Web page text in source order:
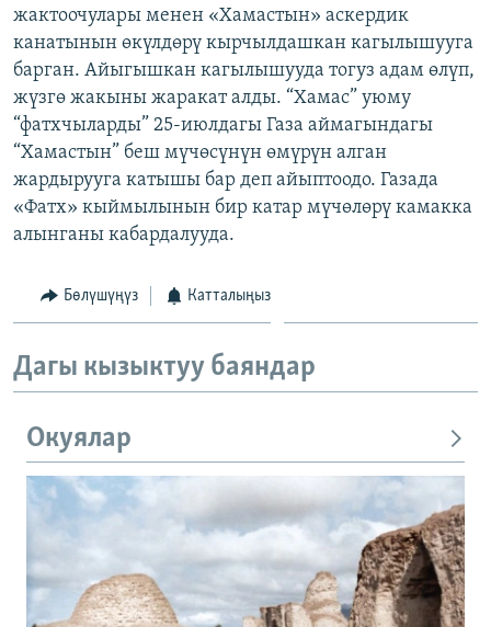
ЭЕ/АРнун бардык сайттары
жактоочулары менен «Хамастын» аскердик
канатынын өкүлдөрү кырчылдашкан кагылышууга
барган. Айыгышкан кагылышууда тогуз адам өлүп,
жүзгө жакыны жаракат алды. “Хамас” уюму
“фатхчыларды” 25-июлдагы Газа аймагындагы
“Хамастын” беш мүчөсүнүн өмүрүн алган
жардырууга катышы бар деп айыптоодо. Газада
«Фатх» кыймылынын бир катар мүчөлөрү камакка
алынганы кабардалууда.
Бөлүшүңүз Катталыңыз
Дагы кызыктуу баяндар
Окуялар